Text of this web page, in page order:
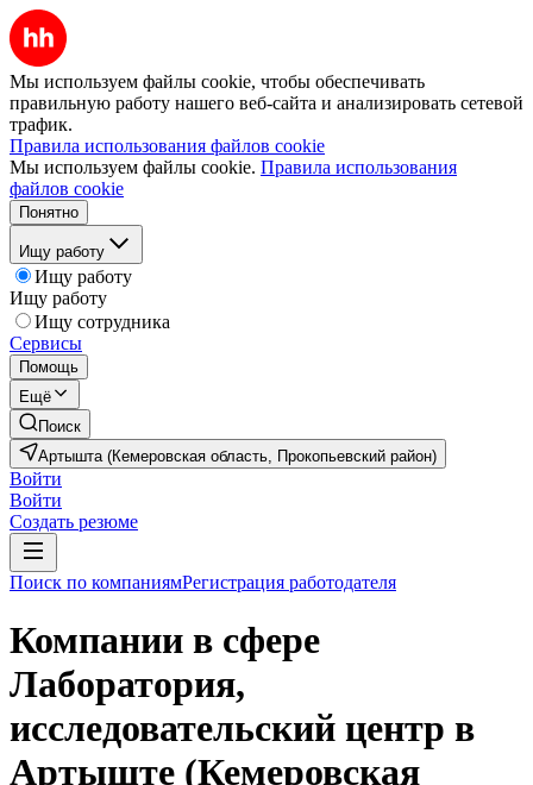
Мы используем файлы cookie, чтобы обеспечивать
правильную работу нашего веб-сайта и анализировать сетевой
трафик.
Правила использования файлов cookie
Мы используем файлы cookie. Правила использования
файлов cookie
Понятно
Ищу работу
Ищу работу
Ищу работу
Ищу сотрудника
Сервисы
Помощь
Ещё
Поиск
Артышта (Кемеровская область, Прокопьевский район)
Войти
Войти
Создать резюме
Поиск по компаниямРегистрация работодателя
Компании в сфере
Лаборатория,
исследовательский центр в
Артыште (Кемеровская